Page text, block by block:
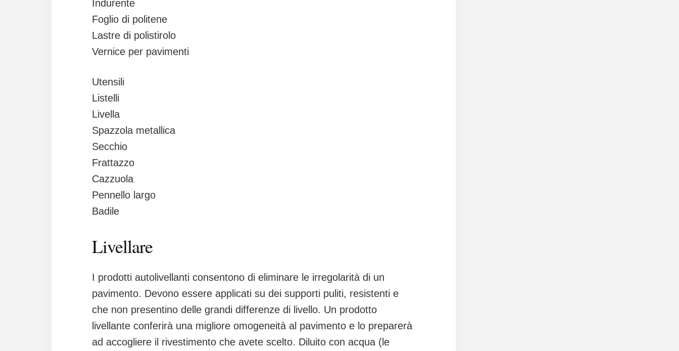
Indurente
Foglio di politene
Lastre di polistirolo
Vernice per pavimenti
Utensili
Listelli
Livella
Spazzola metallica
Secchio
Frattazzo
Cazzuola
Pennello largo
Badile
Livellare
I prodotti autolivellanti consentono di eliminare le irregolarità di un
pavimento. Devono essere applicati su dei supporti puliti, resistenti e
che non presentino delle grandi differenze di livello. Un prodotto
livellante conferirà una migliore omogeneità al pavimento e lo preparerà
ad accogliere il rivestimento che avete scelto. Diluito con acqua (le